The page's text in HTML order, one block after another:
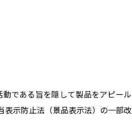
である旨を隠して製品をアピール
表示防止法（景品表示法）の一部改